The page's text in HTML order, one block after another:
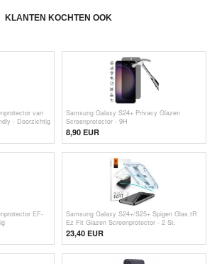
KLANTEN KOCHTEN OOK
van
- Doorzichtig
Samsung Galaxy S24+ Privacy Glazen
Screenprotector - 9H
8,90 EUR
EF-
Samsung Galaxy S24+/S25+ Spigen Glas.tR
Ez Fit Glazen Screenprotector - 2 St.
23,40 EUR